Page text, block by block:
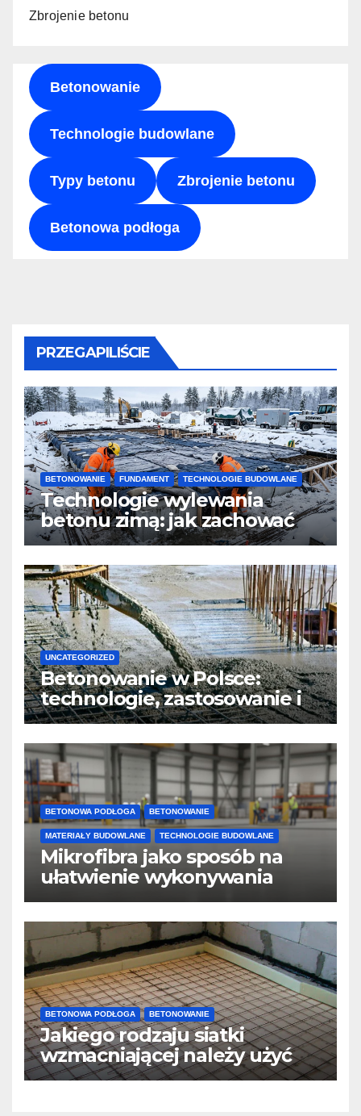
Zbrojenie betonu
Betonowanie
Technologie budowlane
Typy betonu Zbrojenie betonu
Betonowa podłoga
PRZEGAPILIŚCIE
BETONOWANIE FUNDAMENT TECHNOLOGIE BUDOWLANE
Technologie wylewania
betonu zimą: jak zachować
jakość i przyspieszyć
twardnienie
UNCATEGORIZED
Betonowanie w Polsce:
technologie, zastosowanie i
design
BETONOWA PODŁOGA BETONOWANIE
MATERIAŁY BUDOWLANE TECHNOLOGIE BUDOWLANE
Mikrofibra jako sposób na
ułatwienie wykonywania
posadzek betonowych i
konstrukcji
BETONOWA PODŁOGA BETONOWANIE
Jakiego rodzaju siatki
wzmacniającej należy użyć
do wylewek podłogowych?